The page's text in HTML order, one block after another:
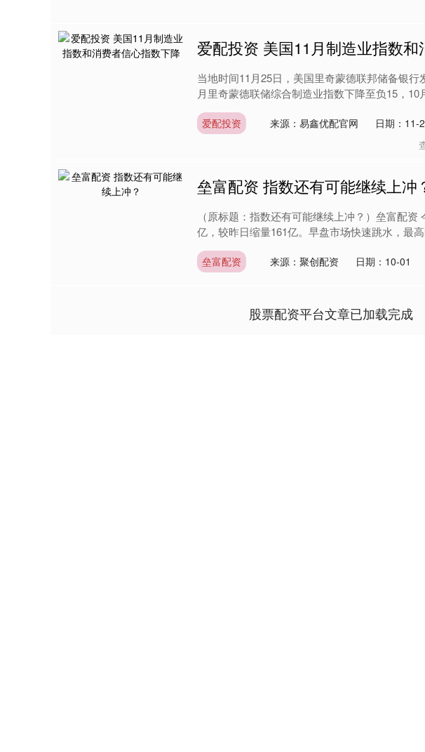
爱配投资 美国11月制造业指数
当地时间11月25日，美国里奇蒙德联邦储备银
月里奇蒙德联储综合制造业指数下降至负15，
爱配投资 来源：易鑫优配官网
日期：11-
垒富配资 指数还有可能继续上冲
（原标题：指数还有可能继续上冲？）垒富配
亿，较昨日缩量161亿。早盘市场快速跳水，最
垒富配资 来源：聚创配资 日期：10-01
股票配资平台文章已加载完成